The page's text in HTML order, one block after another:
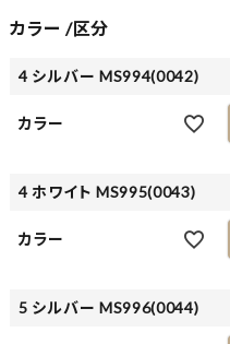
カラー 区分
4 シルバー MS994(0042)
カラー
4 ホワイト MS995(0043)
カラー
5 シルバー MS996(0044)